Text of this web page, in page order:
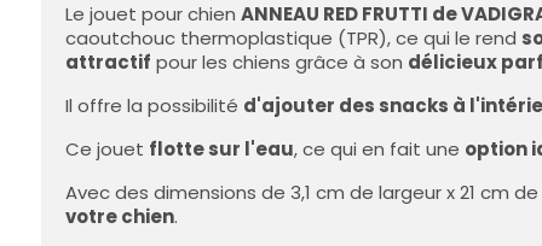
Le jouet pour chien ANNEAU RED FRUTTI de
caoutchouc thermoplastique (TPR), ce qui le rend
attractif pour les chiens grâce à son délicieux
Il offre la possibilité d'ajouter des snacks à
Ce jouet flotte sur l'eau, ce qui en fait une option
Avec des dimensions de 3,1 cm de largeur x 21 cm
votre chien.